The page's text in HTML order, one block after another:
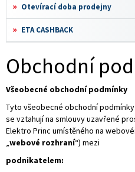
Otevírací doba prodejny
ETA CASHBACK
Obchodní
Všeobecné obchodní podmínky
Tyto všeobecné obchodní podmínky
se vztahují na smlouvy uzavřené
Elektro Princ umístěného na
„webové rozhraní“) mezi
podnikatelem: